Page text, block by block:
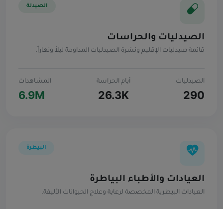
الصيدلة
الصيدليات والحراسات
قائمة صيدليات الإقليم ونشرة الصيدليات المداومة ليلاً ونهاراً.
الصيدليات
290
أيام الحراسة
26.3K
المشاهدات
6.9M
البيطرة
العيادات والأطباء البياطرة
العيادات البيطرية المخصصة لرعاية وعلاج الحيوانات الأليفة.